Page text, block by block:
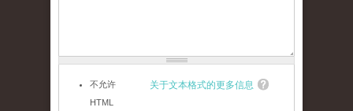
关于文本格式的更多信息
不允许
HTML